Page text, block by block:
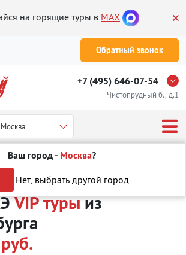
на горящие туры в MAX
Обратный звонок
+7 (495) 646-07-54
Чистопрудный б., д.1
Москва
Ваш город - Москва?
Нет, выбрать другой город
Отдых в ОАЭ VIP туры
VIP турыиз